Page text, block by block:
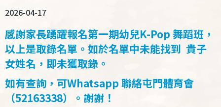
連
結
2026-04-17
感謝家長踴躍報名第一期幼兒K-Pop 舞蹈班，
以上是取錄名單。如於名單中未能找到 貴子
女姓名，即未獲取錄。
如有查詢，可Whatsapp 聯絡屯門體育會
（52163338）。謝謝！